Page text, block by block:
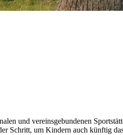
und vereinsgebundenen
Schritt, um Kindern auch künftig